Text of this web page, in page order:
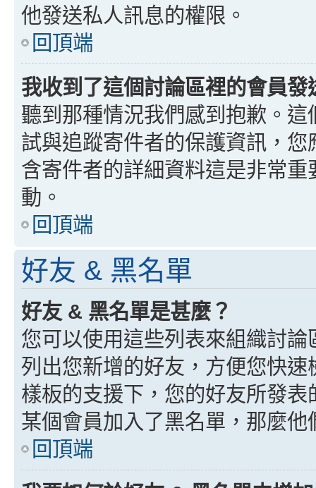
他發送私人訊息的權限。
回頂端
我收到了這個討論區裡的會員
聽到那種情況我們感到抱歉。
試與追蹤寄件者的保護資訊，
含寄件者的詳細資料這是非常
動。
回頂端
好友 & 黑名單
好友 & 黑名單是甚麼？
您可以使用這些列表來組織討
列出您新增的好友，方便您快
樣板的支援下，您的好友所發
某個會員加入了黑名單，那麼
回頂端